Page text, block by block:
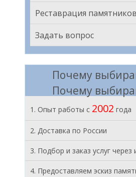
Реставрация памятников
Задать вопрос
Почему
Почему
1. Опыт работы с 2002 года
2. Доставка по России
3. Подбор и заказ услуг через
4. Предоставляем эскиз